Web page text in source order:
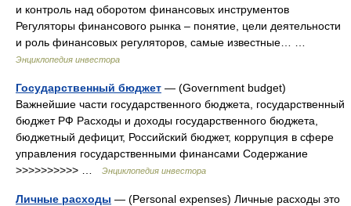
и контроль над оборотом финансовых инструментов
Регуляторы финансового рынка – понятие, цели деятельности
и роль финансовых регуляторов, самые известные… …
Энциклопедия инвестора
Государственный бюджет — (Government budget)
Важнейшие части государственного бюджета, государственный
бюджет РФ Расходы и доходы государственного бюджета,
бюджетный дефицит, Российский бюджет, коррупция в сфере
управления государственными финансами Содержание
>>>>>>>>>> …
Энциклопедия инвестора
Личные расходы — (Personal expenses) Личные расходы это